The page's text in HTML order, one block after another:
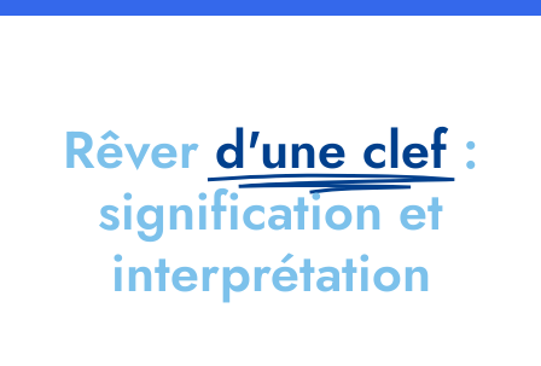
Rêver d'une clef :
signification et
interprétation